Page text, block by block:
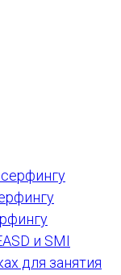
и SMI
для занятия